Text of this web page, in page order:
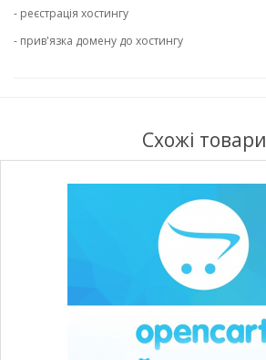
- реєстрація хостингу
- прив'язка домену до хостингу
Схожі товари